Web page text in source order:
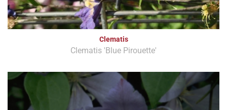
Clematis
Clematis 'Blue Pirouette'